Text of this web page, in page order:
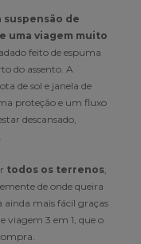
suspensão de
uma viagem muito
feito de espuma
do assento. A
de sol e janela de
proteção e um fluxo
descansado,
todos os terrenos,
de onde queira
ainda mais fácil graças
viagem 3 em 1, que o